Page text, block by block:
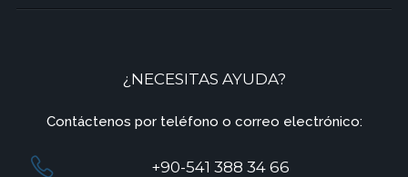
¿NECESITAS AYUDA?
Contáctenos por teléfono o correo electrónico:
+90-541 388 34 66